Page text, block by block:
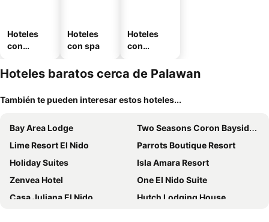
Hoteles
con
Hoteles
con spa
Hoteles
con
miento
Hoteles baratos cerca de Palawan
También te pueden interesar estos hoteles...
Bay Area Lodge
Two Seasons Coron Bayside Hotel
Lime Resort El Nido
Parrots Boutique Resort
Holiday Suites
Isla Amara Resort
Zenvea Hotel
One El Nido Suite
Casa Juliana El Nido
Hutch Lodging House